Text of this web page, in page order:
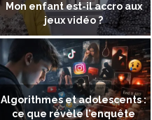
Mon enfant est-il accro aux
jeux vidéo ?
Algorithmes et adolescents :
ce que révèle l’enquête